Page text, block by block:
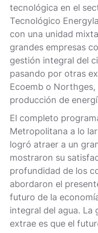
tecnológica en el
Tecnológico
con una unidad
grandes empresas
gestión integral del
pasando por otras
Ecoemb o
producción de
El completo
Metropolitana a lo
logró atraer a un
mostraron su
profundidad de los
abordaron el
futuro de la
integral del agua. La
extrae es que el